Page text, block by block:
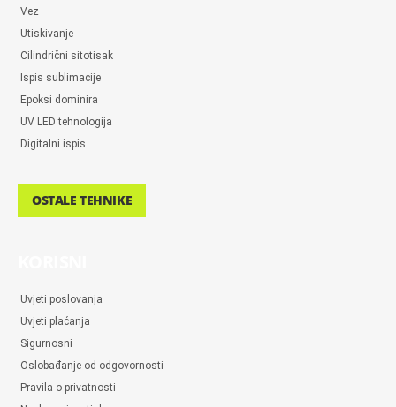
Vez
Utiskivanje
Cilindrični sitotisak
Ispis sublimacije
Epoksi dominira
UV LED tehnologija
Digitalni ispis
OSTALE TEHNIKE
Uvjeti poslovanja
Uvjeti plaćanja
Sigurnosni
Oslobađanje od odgovornosti
Pravila o privatnosti